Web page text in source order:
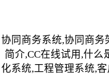
协同商务系统,协同商务
简介,CC在线试用,什么
化系统,工程管理系统,